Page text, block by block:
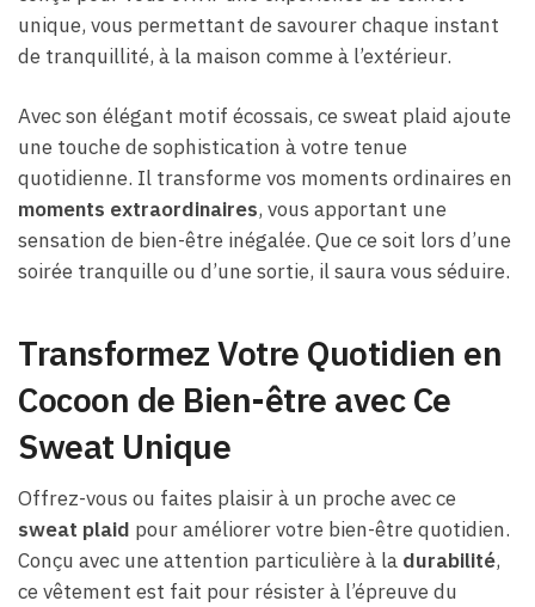
unique, vous permettant de savourer chaque instant
de tranquillité, à la maison comme à l’extérieur.
Avec son élégant motif écossais, ce sweat plaid ajoute
une touche de sophistication à votre tenue
quotidienne. Il transforme vos moments ordinaires en
moments extraordinaires, vous apportant une
sensation de bien-être inégalée. Que ce soit lors d’une
soirée tranquille ou d’une sortie, il saura vous séduire.
Transformez Votre Quotidien en
Cocoon de Bien-être avec Ce
Sweat Unique
Offrez-vous ou faites plaisir à un proche avec ce
sweat plaid pour améliorer votre bien-être quotidien.
Conçu avec une attention particulière à la durabilité,
ce vêtement est fait pour résister à l’épreuve du